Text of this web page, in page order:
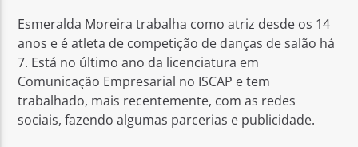
Esmeralda Moreira trabalha como atriz desde os 14
anos e é atleta de competição de danças de salão há
7. Está no último ano da licenciatura em
Comunicação Empresarial no ISCAP e tem
trabalhado, mais recentemente, com as redes
sociais, fazendo algumas parcerias e publicidade.